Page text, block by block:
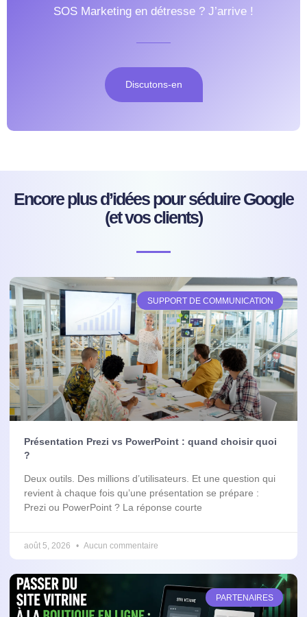
SOS Marketing en détresse ? J’arrive !
Discutons-en
Encore plus d’idées pour séduire Google
(et vos clients)
SUPPORT DE COMMUNICATION
Présentation Prezi vs PowerPoint : quand choisir quoi
?
Deux outils. Des millions d’utilisateurs. Et une question qui
revient à chaque fois qu’une présentation se prépare :
Prezi ou PowerPoint ? La réponse courte
août 5, 2026 Aucun commentaire
PARTENAIRES